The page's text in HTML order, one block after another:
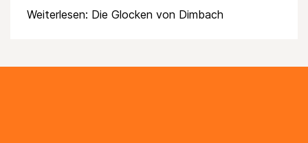
Weiterlesen: Die Glocken von Dimbach